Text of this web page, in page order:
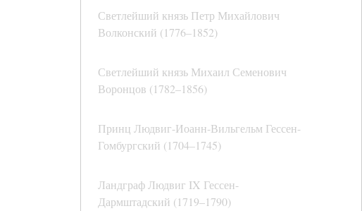
Светлейший князь Петр Михайлович
Волконский (1776–1852)
Светлейший князь Михаил Семенович
Воронцов (1782–1856)
Принц Людвиг-Иоанн-Вильгельм Гессен-
Гомбургский (1704–1745)
Ландграф Людвиг IX Гессен-
Дармштадский (1719–1790)